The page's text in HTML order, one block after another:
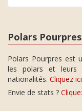
Polars Pourpres
Polars Pourpres est
les polars et leurs
nationalités. Cliquez ici
Envie de stats ?